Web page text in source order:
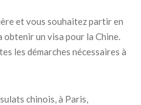
et vous souhaitez partir en
obtenir un visa pour la Chine.
les démarches nécessaires à
chinois, à Paris,